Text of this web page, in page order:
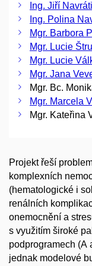
Ing. Jiří
Ing. Polina
Mgr. Barbora
Mgr. Lucie
Mgr. Lucie
Mgr. Jana
Mgr. Bc.
Mgr. Marcela
Mgr. Kateřina
Projekt řeší
komplexních
(hematologické i
renálních
onemocnění a
s využitím široké
podprogramech (A
jednak modelové